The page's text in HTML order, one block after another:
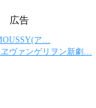
広告